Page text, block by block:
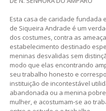
Esta casa de caridade fundada
de Siqueira Andrade é um
dos costumes, contra as
estabelecimento destinado
meninas desvalidas sem
modo que elas encontrando
seu trabalho honesto e
instituição de incontestável
abandonada ou a menina
mulher, e acostumam-se ao